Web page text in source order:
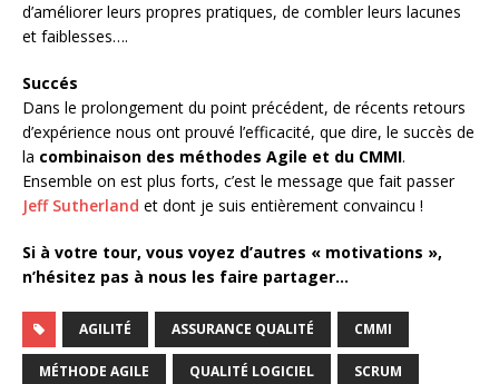
d’améliorer leurs propres pratiques, de combler leurs lacunes
et faiblesses….
Succés
Dans le prolongement du point précédent, de récents retours
d’expérience nous ont prouvé l’efficacité, que dire, le succès de
la combinaison des méthodes Agile et du CMMI.
Ensemble on est plus forts, c’est le message que fait passer
Jeff Sutherland et dont je suis entièrement convaincu !
Si à votre tour, vous voyez d’autres « motivations »,
n’hésitez pas à nous les faire partager…
AGILITÉ ASSURANCE QUALITÉ CMMI
MÉTHODE AGILE QUALITÉ LOGICIEL SCRUM